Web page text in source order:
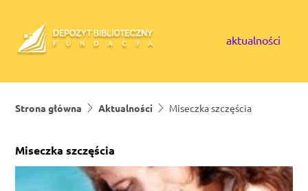
aktualności
Strona główna Aktualności Miseczka szczęścia
Miseczka szczęścia